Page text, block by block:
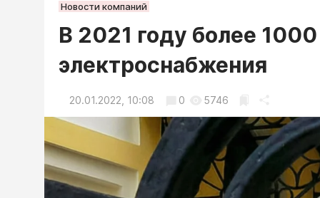
Новости компаний
В 2021 году более
электроснабжения
20.01.2022, 10:08 0 5746